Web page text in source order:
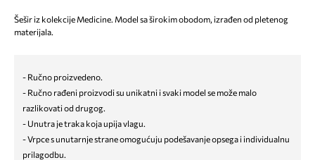
Šešir iz kolekcije Medicine. Model sa širokim obodom, izrađen od pletenog
materijala.
- Ručno proizvedeno.
- Ručno rađeni proizvodi su unikatni i svaki model se može malo
razlikovati od drugog.
- Unutra je traka koja upija vlagu.
- Vrpce s unutarnje strane omogućuju podešavanje opsega i individualnu
prilagodbu.